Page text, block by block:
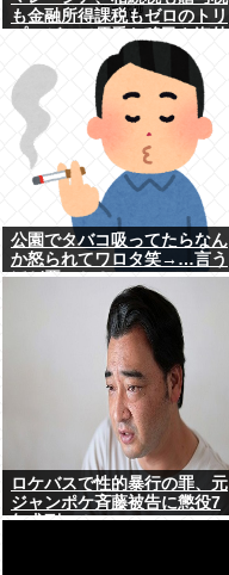
も金融所得課税もゼロのトリ
プルゼロで優秀な移民を海外
から集めてしまう…
公園でタバコ吸ってたらなん
か怒られてワロタ笑→…言う
ほど悪いか？
ロケバスで性的暴行の罪、元
ジャンポケ斉藤被告に懲役7
年求刑⇒！